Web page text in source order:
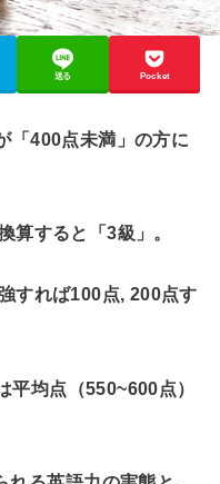
送る Pocket
「400点未満」の方に
算すると「3級」 。
すれば100点, 200点す
均点（550~600点）